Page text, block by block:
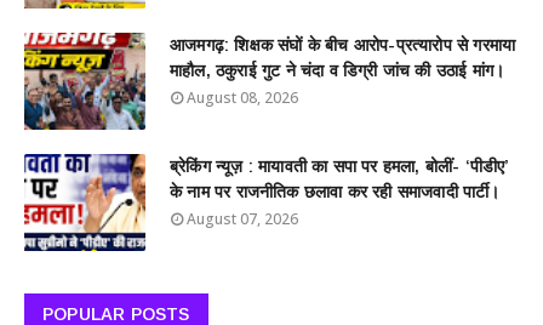
आजमगढ़: शिक्षक संघों के बीच आरोप-प्रत्यारोप से गरमाया
माहौल, ठकुराई गुट ने चंदा व डिग्री जांच की उठाई मांग।
August 08, 2026
ब्रेकिंग न्यूज़ : मायावती का सपा पर हमला, बोलीं- ‘पीडीए’
के नाम पर राजनीतिक छलावा कर रही समाजवादी पार्टी।
August 07, 2026
POPULAR POSTS